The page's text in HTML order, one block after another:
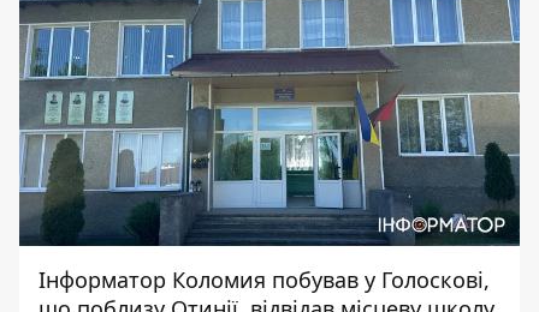
Інформатор Коломия побував у Голоскові,